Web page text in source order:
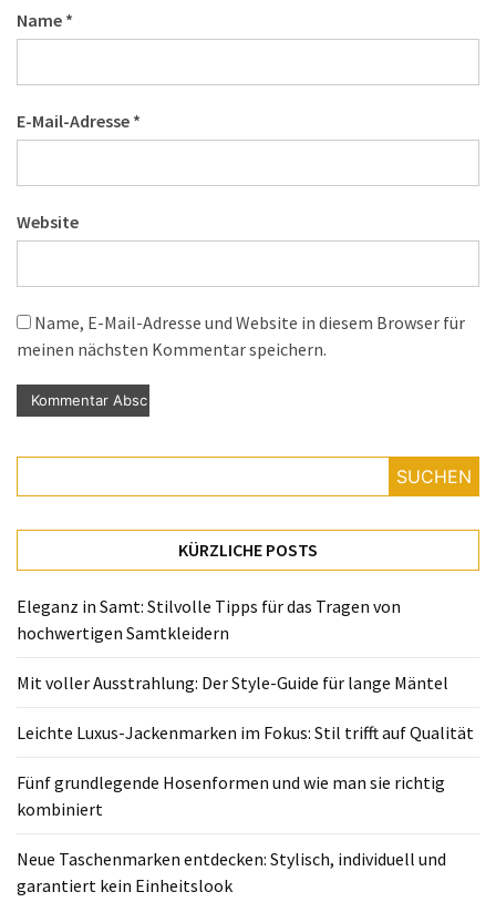
Name *
E-Mail-Adresse *
Website
Name, E-Mail-Adresse und Website in diesem Browser für
meinen nächsten Kommentar speichern.
SUCHEN
KÜRZLICHE POSTS
Eleganz in Samt: Stilvolle Tipps für das Tragen von
hochwertigen Samtkleidern
Mit voller Ausstrahlung: Der Style-Guide für lange Mäntel
Leichte Luxus-Jackenmarken im Fokus: Stil trifft auf Qualität
Fünf grundlegende Hosenformen und wie man sie richtig
kombiniert
Neue Taschenmarken entdecken: Stylisch, individuell und
garantiert kein Einheitslook